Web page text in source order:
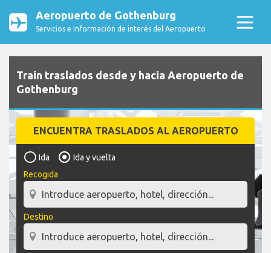
Aeropuerto de Gothenburg
Servicios e Información de interés del Aeropuerto
Train traslados desde y hacia Aeropuerto de
Gothenburg
ENCUENTRA TRASLADOS AL AEROPUERTO
Ida
Ida y vuelta
Recogida
Destino